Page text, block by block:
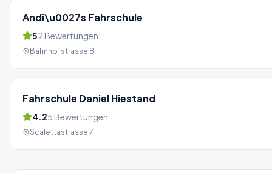
Andi\u0027s Fahrschule
52 Bewertungen
Bahnhofstrasse 8
Fahrschule Daniel Hiestand
4.25 Bewertungen
Scalettastrasse 7